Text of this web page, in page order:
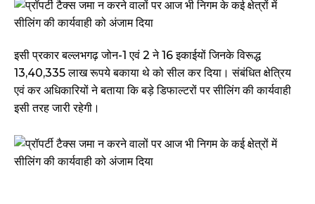
इसी प्रकार बल्लभगढ़ जोन-1 एवं 2 ने 16 इकाईयों जिनके विरूद्ध
13,40,335 लाख रूपये बकाया थे को सील कर दिया। संबंधित क्षेत्रिय
एवं कर अधिकारियों ने बताया कि बड़े डिफाल्टरों पर सीलिंग की कार्यवाही
इसी तरह जारी रहेगी।